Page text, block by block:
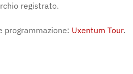
registrato.
programmazione: Uxentum Tour.